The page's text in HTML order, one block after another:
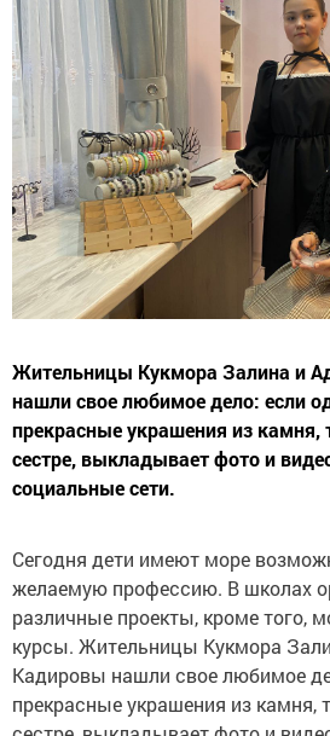
Жительницы Кукмора Залина и
нашли свое любимое дело: если
прекрасные украшения из камня,
сестре, выкладывает фото и
социальные сети.
Сегодня дети имеют море
желаемую профессию. В школах
различные проекты, кроме того,
курсы. Жительницы Кукмора
Кадировы нашли свое любимое
прекрасные украшения из камня,